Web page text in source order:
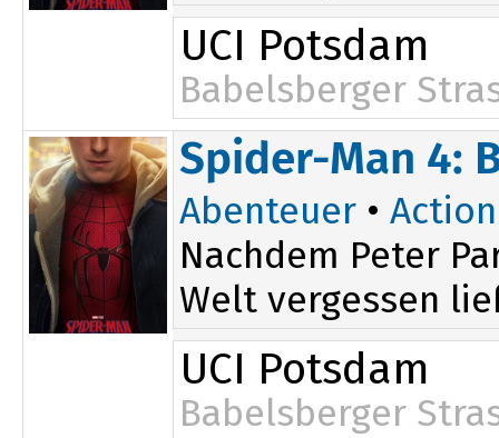
UCI Potsdam
Babelsberger
Spider-Man 4:
Abenteuer • Action
Nachdem Peter
Welt vergessen
UCI Potsdam
Babelsberger